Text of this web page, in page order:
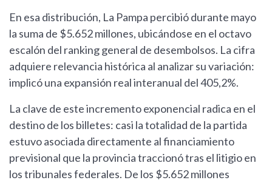
En esa distribución, La Pampa percibió durante mayo
la suma de $5.652 millones, ubicándose en el octavo
escalón del ranking general de desembolsos. La cifra
adquiere relevancia histórica al analizar su variación:
implicó una expansión real interanual del 405,2%.
La clave de este incremento exponencial radica en el
destino de los billetes: casi la totalidad de la partida
estuvo asociada directamente al financiamiento
previsional que la provincia traccionó tras el litigio en
los tribunales federales. De los $5.652 millones